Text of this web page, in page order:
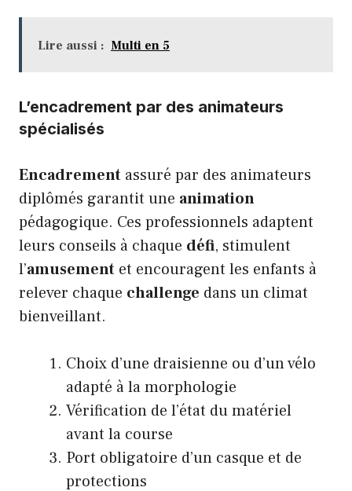
Lire aussi : Multi en 5
L’encadrement par des animateurs
spécialisés
Encadrement assuré par des animateurs
diplômés garantit une animation
pédagogique. Ces professionnels adaptent
leurs conseils à chaque défi, stimulent
l’amusement et encouragent les enfants à
relever chaque challenge dans un climat
bienveillant.
Choix d’une draisienne ou d’un vélo
adapté à la morphologie
Vérification de l’état du matériel
avant la course
Port obligatoire d’un casque et de
protections